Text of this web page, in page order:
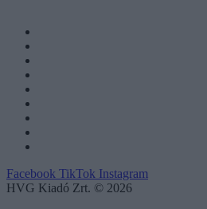
Facebook TikTok Instagram
HVG Kiadó Zrt. © 2026